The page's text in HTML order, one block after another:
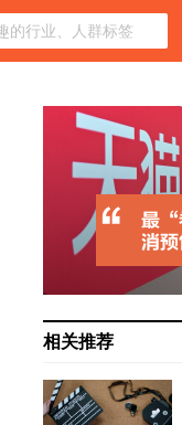
相关推荐